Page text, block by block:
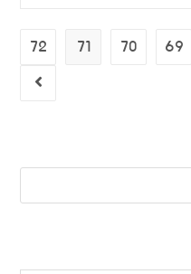
69
70
71
72